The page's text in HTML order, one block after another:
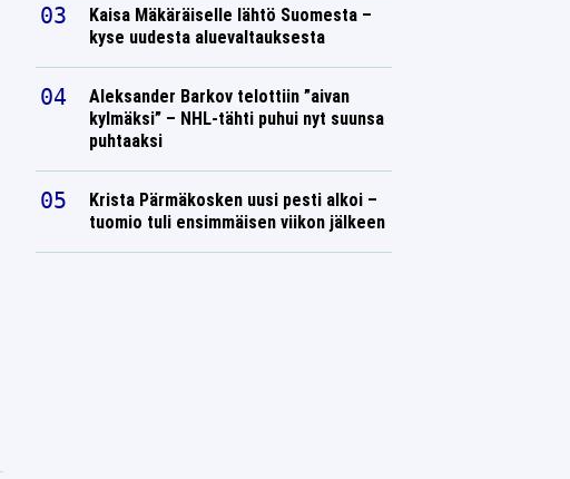
Kaisa Mäkäräiselle lähtö Suomesta –
kyse uudesta aluevaltauksesta
Aleksander Barkov telottiin ”aivan
kylmäksi” – NHL-tähti puhui nyt suunsa
puhtaaksi
Krista Pärmäkosken uusi pesti alkoi –
tuomio tuli ensimmäisen viikon jälkeen